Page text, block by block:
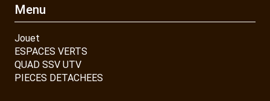
Menu
Jouet
ESPACES VERTS
QUAD SSV UTV
PIECES DETACHEES